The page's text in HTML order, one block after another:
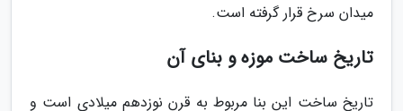
میدان سرخ قرار گرفته است.
تاریخ ساخت موزه و بنای آن
تاریخ ساخت این بنا مربوط به قرن نوزدهم میلادی است و